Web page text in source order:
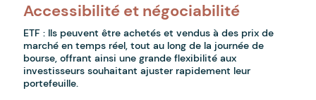
Accessibilité et négociabilité
ETF : Ils peuvent être achetés et vendus à des prix de
marché en temps réel, tout au long de la journée de
bourse, offrant ainsi une grande flexibilité aux
investisseurs souhaitant ajuster rapidement leur
portefeuille.